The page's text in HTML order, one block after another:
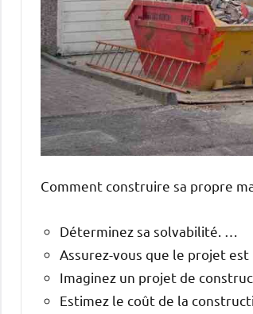
Comment construire sa propre
Déterminez sa solvabilité. …
Assurez-vous que le projet
Imaginez un projet de
Estimez le coût de la